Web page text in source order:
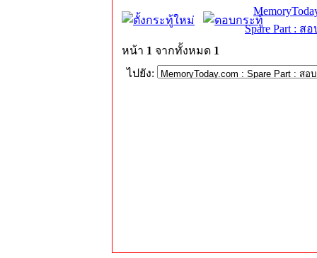
Spare Part : ส
หน้า 1 จากทั้งหมด 1
ไปยัง: